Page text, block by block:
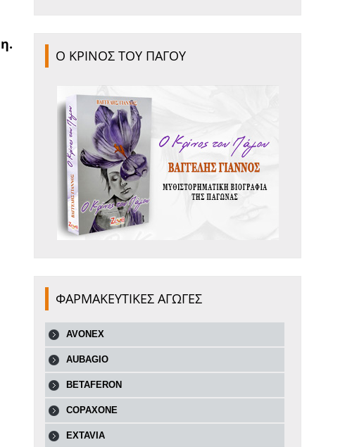
Ο ΚΡΙΝΟΣ ΤΟΥ ΠΑΓΟΥ
ΦΑΡΜΑΚΕΥΤΙΚΕΣ ΑΓΩΓΕΣ
AVONEX
AUBAGIO
BETAFERON
COPAXONE
EXTAVIA